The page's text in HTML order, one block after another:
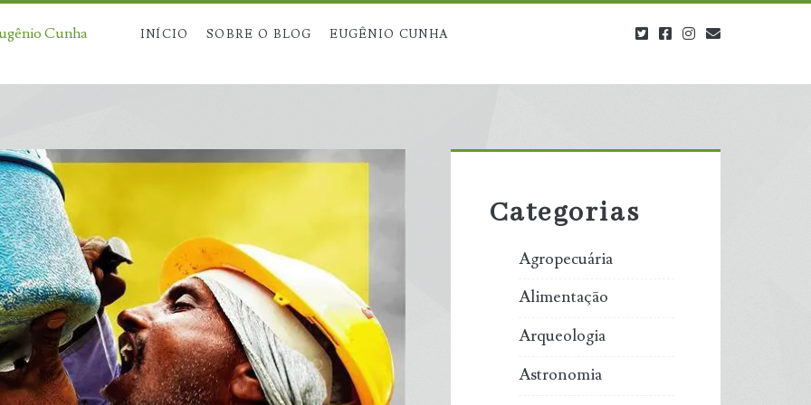
Cunha INÍCIO SOBRE O BLOG EUGÊNIO CUNHA twitterfacebookinstagram
Sidebar
Categorias
Agropecuária
Alimentação
Arqueologia
Astronomia